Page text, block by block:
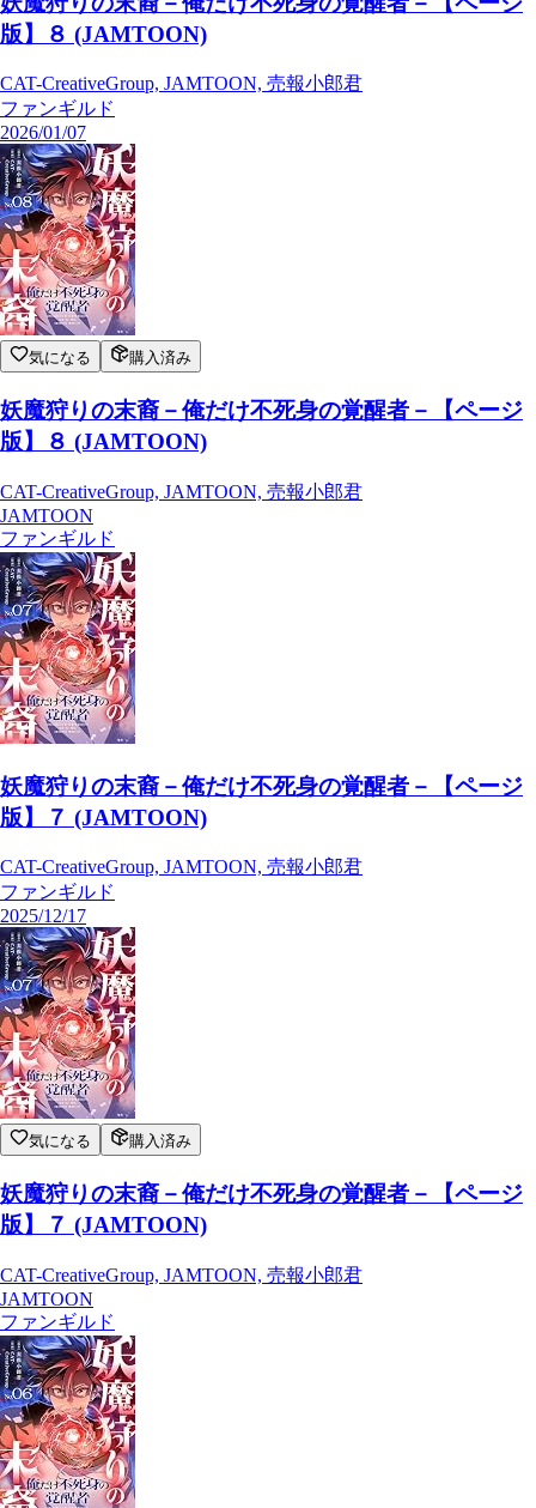
版】８ (JAMTOON)
CAT-CreativeGroup, JAMTOON, 売報小郎君
ファンギルド
2026/01/07
気になる 購入済み
妖魔狩りの末裔－俺だけ不死身の覚醒者－【ページ
版】８ (JAMTOON)
CAT-CreativeGroup, JAMTOON, 売報小郎君
JAMTOON
ファンギルド
妖魔狩りの末裔－俺だけ不死身の覚醒者－【ページ
版】７ (JAMTOON)
CAT-CreativeGroup, JAMTOON, 売報小郎君
ファンギルド
2025/12/17
気になる 購入済み
妖魔狩りの末裔－俺だけ不死身の覚醒者－【ページ
版】７ (JAMTOON)
CAT-CreativeGroup, JAMTOON, 売報小郎君
JAMTOON
ファンギルド